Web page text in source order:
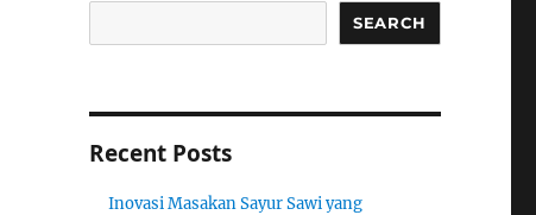
SEARCH
Recent Posts
Inovasi Masakan Sayur Sawi yang